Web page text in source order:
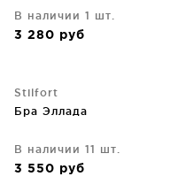
В наличии 1 шт.
3 280 руб
Stilfort
Бра Эллада
В наличии 11 шт.
3 550 руб